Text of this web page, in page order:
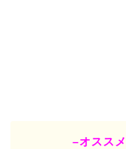
–オスス